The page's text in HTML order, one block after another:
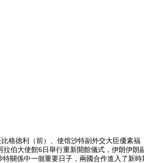
格德利（前）、使馆沙特副外交大臣優素福
大使館6日舉行重新開館儀式，伊朗伊朗
係中一個重要日子，兩國合作進入了新時